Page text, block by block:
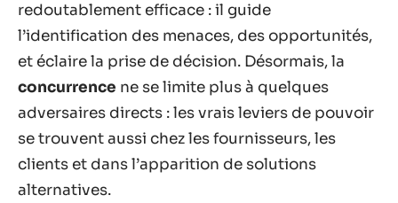
redoutablement efficace : il guide
l’identification des menaces, des opportunités,
et éclaire la prise de décision. Désormais, la
concurrence ne se limite plus à quelques
adversaires directs : les vrais leviers de pouvoir
se trouvent aussi chez les fournisseurs, les
clients et dans l’apparition de solutions
alternatives.